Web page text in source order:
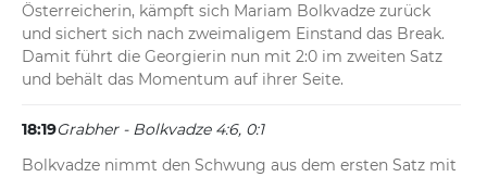
Österreicherin, kämpft sich Mariam Bolkvadze zurück
und sichert sich nach zweimaligem Einstand das Break.
Damit führt die Georgierin nun mit 2:0 im zweiten Satz
und behält das Momentum auf ihrer Seite.
18:19Grabher - Bolkvadze 4:6, 0:1
Bolkvadze nimmt den Schwung aus dem ersten Satz mit